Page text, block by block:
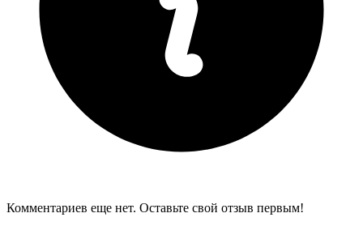
Комментариев еще нет. Оставьте свой отзыв первым!